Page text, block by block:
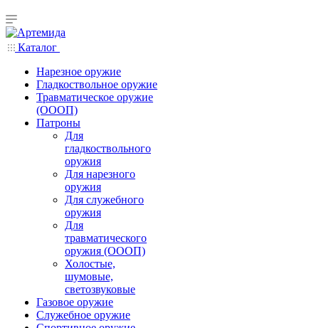
Каталог
Нарезное оружие
Гладкоствольное оружие
Травматическое оружие
(ОООП)
Патроны
Для
гладкоствольного
оружия
Для нарезного
оружия
Для служебного
оружия
Для
травматического
оружия (ОООП)
Холостые,
шумовые,
светозвуковые
Газовое оружие
Служебное оружие